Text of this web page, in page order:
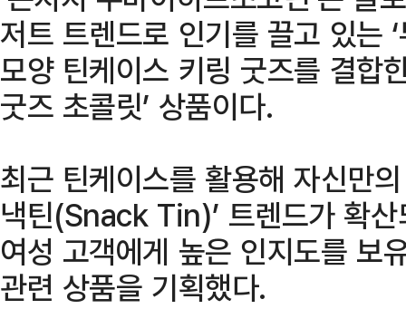
저트 트렌드로 인기를 끌고 있는
모양 틴케이스 키링 굿즈를 결합
굿즈 초콜릿’ 상품이다.
최근 틴케이스를 활용해 자신만
낵틴(Snack Tin)’ 트렌드가 확
여성 고객에게 높은 인지도를 보
관련 상품을 기획했다.